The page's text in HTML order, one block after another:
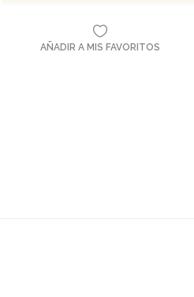
AÑADIR A MIS FAVORITOS